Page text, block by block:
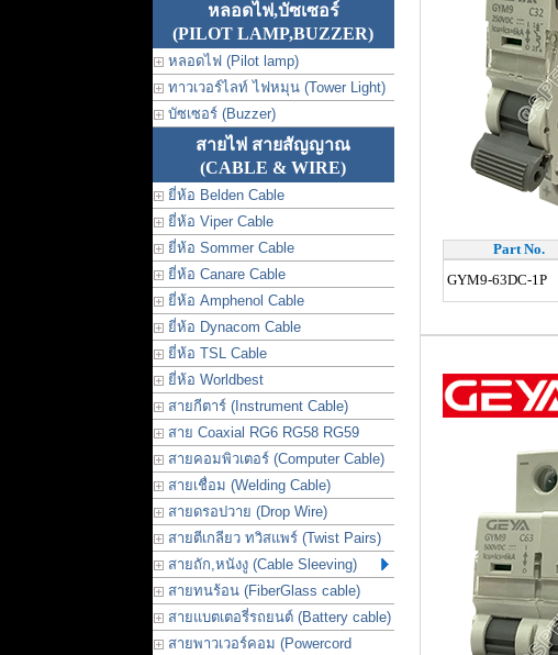
หลอดไฟ,บัซเซอร์
(PILOT LAMP,BUZZER)
หลอดไฟ (Pilot lamp)
ทาวเวอร์ไลท์ ไฟหมุน (Tower Light)
บัซเซอร์ (Buzzer)
สายไฟ สายสัญญาณ
(CABLE & WIRE)
ยี่ห้อ Belden Cable
ยี่ห้อ Viper Cable
ยี่ห้อ Sommer Cable
ยี่ห้อ Canare Cable
ยี่ห้อ Amphenol Cable
ยี่ห้อ Dynacom Cable
ยี่ห้อ TSL Cable
ยี่ห้อ Worldbest
สายกีตาร์ (Instrument Cable)
สาย Coaxial RG6 RG58 RG59
สายคอมพิวเตอร์ (Computer Cable)
สายเชื่อม (Welding Cable)
สายดรอปวาย (Drop Wire)
สายตีเกลียว ทวิสแพร์ (Twist Pairs)
สายถัก,หนังงู (Cable Sleeving)
สายทนร้อน (FiberGlass cable)
สายแบตเตอรี่รถยนต์ (Battery cable)
สายพาวเวอร์คอม (Powercord
Part No.
GYM9-63DC-1P